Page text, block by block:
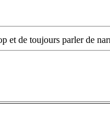
et de toujours parler de